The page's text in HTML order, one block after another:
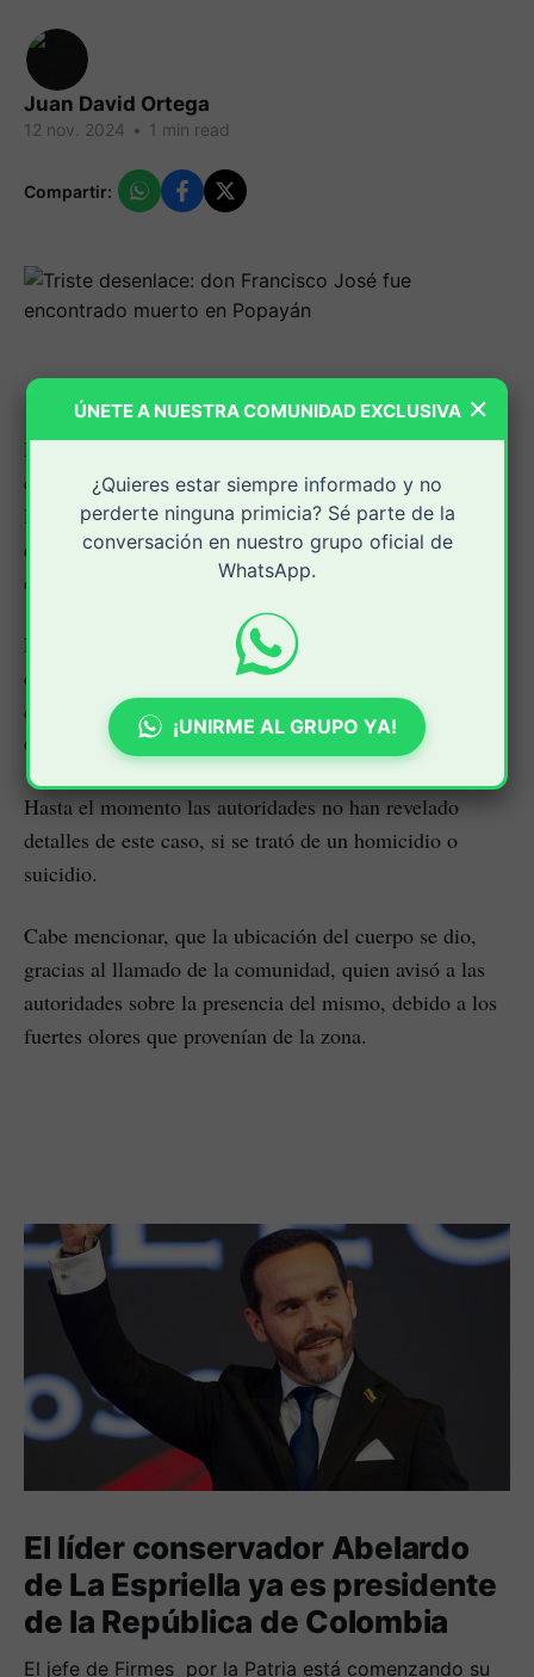
Juan David Ortega
12 nov. 2024 • 1 min read
Compartir:
Familiares y amigos confirmaron que el cuerpo sin vida
encontrado en una zona verde al sur de la ciudad de
Popayán, es el de don Francisco José Agredo Orozco,
quien se encontraba desaparecido desde hace varios
días.
El cuerpo de este adulto mayor, lo encontraron a
escasos metros de un establecimiento comercial
conocido como Maderas del Sur, entre el barrio Nueva
Granada y Jorge Eliecer Gaitán.
Hasta el momento las autoridades no han revelado
detalles de este caso, si se trató de un homicidio o
suicidio.
Cabe mencionar, que la ubicación del cuerpo se dio,
gracias al llamado de la comunidad, quien avisó a las
autoridades sobre la presencia del mismo, debido a los
fuertes olores que provenían de la zona.
El líder conservador Abelardo
de La Espriella ya es presidente
de la República de Colombia
El jefe de Firmes por la Patria está comenzando su
×
ÚNETE A NUESTRA COMUNIDAD EXCLUSIVA
¿Quieres estar siempre informado y no
perderte ninguna primicia? Sé parte de la
conversación en nuestro grupo oficial de
WhatsApp.
¡UNIRME AL GRUPO YA!